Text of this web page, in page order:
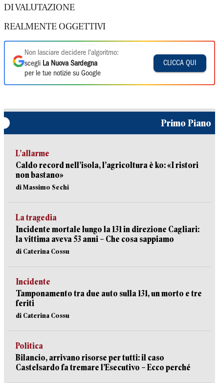
DI VALUTAZIONE
REALMENTE OGGETTIVI
Non lasciare decidere l'algoritmo:
scegli La Nuova Sardegna
per le tue notizie su Google
CLICCA QUI
Primo Piano
L’allarme
Caldo record nell’isola, l’agricoltura è ko: «I ristori
non bastano»
di Massimo Sechi
La tragedia
Incidente mortale lungo la 131 in direzione Cagliari:
la vittima aveva 53 anni – Che cosa sappiamo
di Caterina Cossu
Incidente
Tamponamento tra due auto sulla 131, un morto e tre
feriti
di Caterina Cossu
Politica
Bilancio, arrivano risorse per tutti: il caso
Castelsardo fa tremare l’Esecutivo – Ecco perché